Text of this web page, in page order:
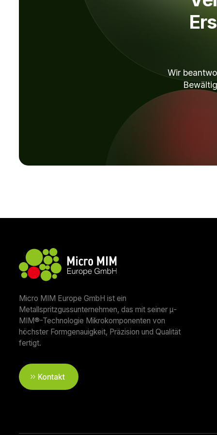
Wir
Micro MIM Europe GmbH ist ein
Metallspritzgussunternehmen, das mit seiner μ-
MIM®-Technologie Mikrokomponenten von
höchster Formgenauigkeit, Präzision und Qualität
fertigt.
Kontakt